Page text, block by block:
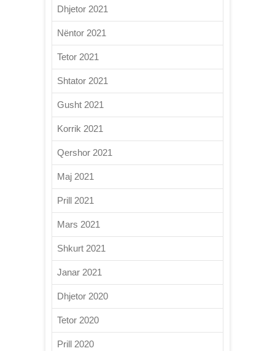
Dhjetor 2021
Nëntor 2021
Tetor 2021
Shtator 2021
Gusht 2021
Korrik 2021
Qershor 2021
Maj 2021
Prill 2021
Mars 2021
Shkurt 2021
Janar 2021
Dhjetor 2020
Tetor 2020
Prill 2020